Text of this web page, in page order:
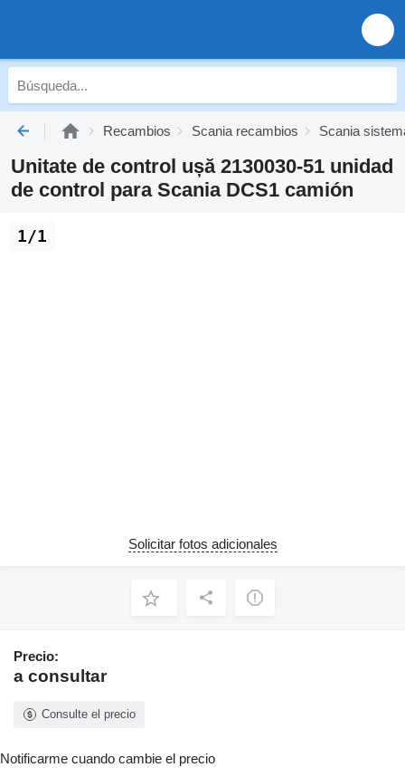
Recambios Scania recambios Scania
Unitate de control ușă 2130030-51 unidad
de control para Scania DCS1 camión
1/1
Solicitar fotos adicionales
Precio:
a consultar
Consulte el precio
Notificarme cuando cambie el precio